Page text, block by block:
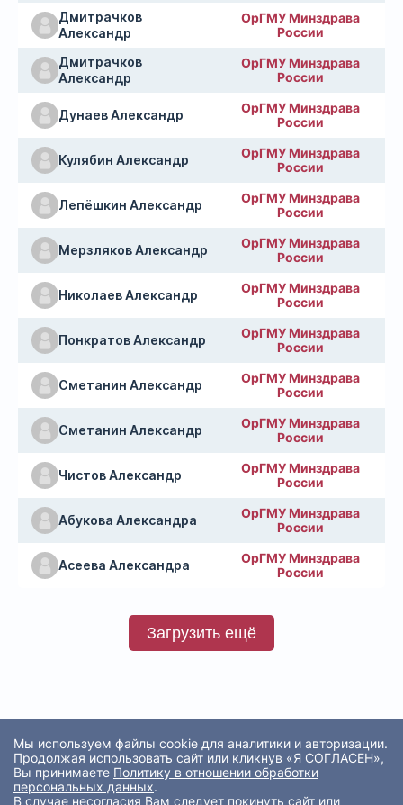
Дмитрачков
Александр
ОрГМУ Минздрава
России
Дмитрачков
Александр
ОрГМУ Минздрава
России
Дунаев Александр
ОрГМУ Минздрава
России
Кулябин Александр
ОрГМУ Минздрава
России
Лепёшкин Александр
ОрГМУ Минздрава
России
Мерзляков Александр
ОрГМУ Минздрава
России
Николаев Александр
ОрГМУ Минздрава
России
Понкратов Александр
ОрГМУ Минздрава
России
Сметанин Александр
ОрГМУ Минздрава
России
Сметанин Александр
ОрГМУ Минздрава
России
Чистов Александр
ОрГМУ Минздрава
России
Абукова Александра
ОрГМУ Минздрава
России
Асеева Александра
ОрГМУ Минздрава
России
Загрузить ещё
Мы используем файлы cookie для аналитики и авторизации.
Продолжая использовать сайт или кликнув «Я СОГЛАСЕН»,
Вы принимаете Политику в отношении обработки
персональных данных.
В случае несогласия Вам следует покинуть сайт или